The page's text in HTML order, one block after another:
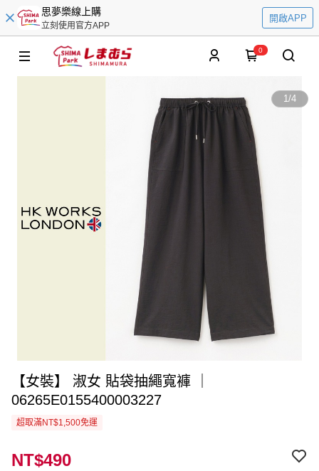
思夢樂線上購
立刻使用官方APP
開啟APP
0
1/4
【女裝】 淑女 貼袋抽繩寬褲 ｜
06265E0155400003227
超取滿NT$1,500免運
NT$490